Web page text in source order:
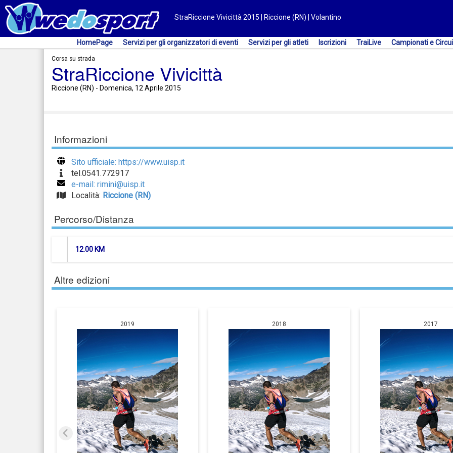
StraRiccione Vivicittà 2015 | Riccione (RN) | Volantino
HomePage Servizi per gli organizzatori di eventi Servizi per gli atleti Iscrizioni TraiLive Campionati e
Corsa su strada
StraRiccione Vivicittà
Riccione (RN) - Domenica, 12 Aprile 2015
Informazioni
Sito ufficiale: https://www.uisp.it
tel.0541.772917
e-mail: rimini@uisp.it
Località: Riccione (RN)
Percorso/Distanza
12.00 KM
Altre edizioni
2019 2018 2017